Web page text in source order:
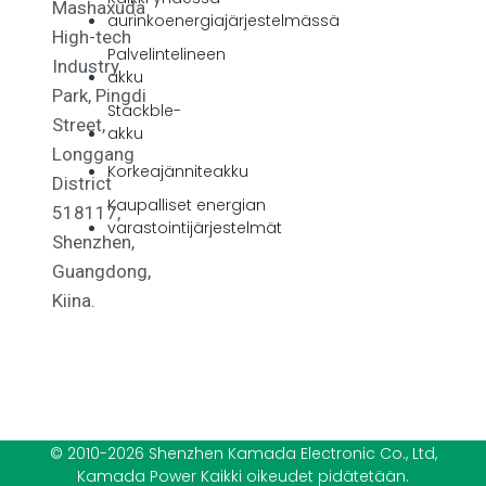
aurinkoenergiajärjestelmässä
Palvelintelineen
akku
Stackble-
akku
Korkeajänniteakku
Kaupalliset energian
varastointijärjestelmät
Mashaxuda
High-tech
Industry
Park, Pingdi
Street,
Longgang
District
518117,
Shenzhen,
Guangdong,
Kiina.
© 2010-2026 Shenzhen Kamada Electronic Co., Ltd,
Kamada Power Kaikki oikeudet pidätetään.